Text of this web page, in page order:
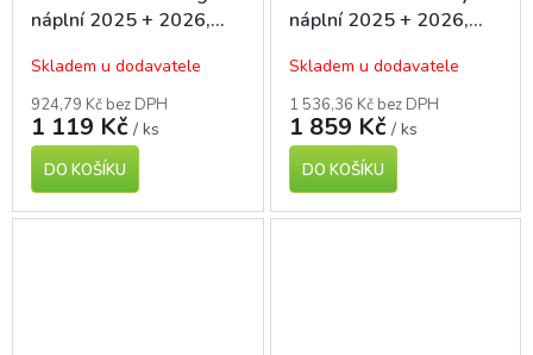
náplní 2025 + 2026,
Skladem u dodavatele
924,79 Kč bez DPH
1 119 Kč / ks
DO KOŠÍKU
náplní 2025 + 2026,
Skladem u dodavatele
1 536,36 Kč bez DPH
1 859 Kč / ks
DO KOŠÍKU